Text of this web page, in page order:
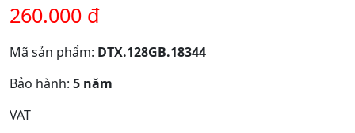
260.000 đ
Mã sản phẩm: DTX.128GB.18344
Bảo hành: 5 năm
VAT